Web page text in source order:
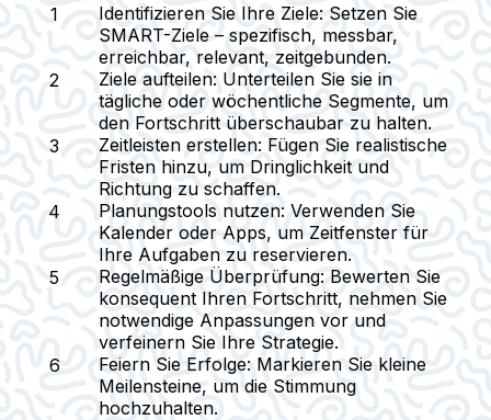
Identifizieren Sie Ihre Ziele: Setzen Sie
SMART-Ziele – spezifisch, messbar,
erreichbar, relevant, zeitgebunden.
Ziele aufteilen: Unterteilen Sie sie in
tägliche oder wöchentliche Segmente, um
den Fortschritt überschaubar zu halten.
Zeitleisten erstellen: Fügen Sie realistische
Fristen hinzu, um Dringlichkeit und
Richtung zu schaffen.
Planungstools nutzen: Verwenden Sie
Kalender oder Apps, um Zeitfenster für
Ihre Aufgaben zu reservieren.
Regelmäßige Überprüfung: Bewerten Sie
konsequent Ihren Fortschritt, nehmen Sie
notwendige Anpassungen vor und
verfeinern Sie Ihre Strategie.
Feiern Sie Erfolge: Markieren Sie kleine
Meilensteine, um die Stimmung
hochzuhalten.